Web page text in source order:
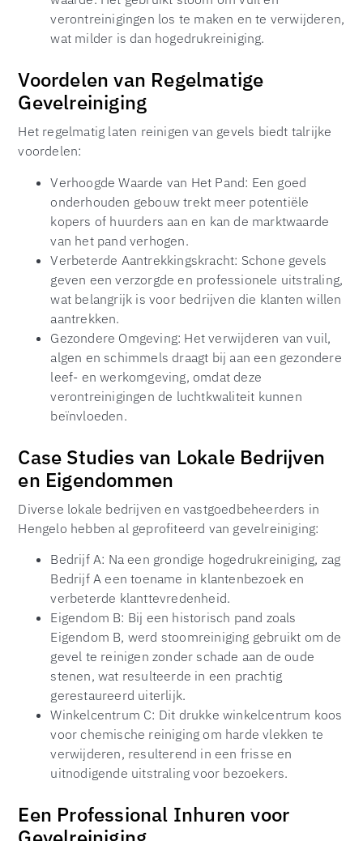
verontreinigingen los te maken en te verwijderen,
wat milder is dan hogedrukreiniging.
Voordelen van Regelmatige
Gevelreiniging
Het regelmatig laten reinigen van gevels biedt talrijke
voordelen:
Verhoogde Waarde van Het Pand: Een goed
onderhouden gebouw trekt meer potentiële
kopers of huurders aan en kan de marktwaarde
van het pand verhogen.
Verbeterde Aantrekkingskracht: Schone gevels
geven een verzorgde en professionele uitstraling,
wat belangrijk is voor bedrijven die klanten willen
aantrekken.
Gezondere Omgeving: Het verwijderen van vuil,
algen en schimmels draagt bij aan een gezondere
leef- en werkomgeving, omdat deze
verontreinigingen de luchtkwaliteit kunnen
beïnvloeden.
Case Studies van Lokale Bedrijven
en Eigendommen
Diverse lokale bedrijven en vastgoedbeheerders in
Hengelo hebben al geprofiteerd van gevelreiniging:
Bedrijf A: Na een grondige hogedrukreiniging, zag
Bedrijf A een toename in klantenbezoek en
verbeterde klanttevredenheid.
Eigendom B: Bij een historisch pand zoals
Eigendom B, werd stoomreiniging gebruikt om de
gevel te reinigen zonder schade aan de oude
stenen, wat resulteerde in een prachtig
gerestaureerd uiterlijk.
Winkelcentrum C: Dit drukke winkelcentrum koos
voor chemische reiniging om harde vlekken te
verwijderen, resulterend in een frisse en
uitnodigende uitstraling voor bezoekers.
Een Professional Inhuren voor